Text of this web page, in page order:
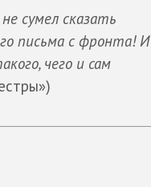
сумел сказать
письма с фронта! И
чего и сам